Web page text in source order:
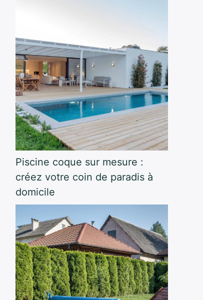
Piscine coque sur mesure :
créez votre coin de paradis à
domicile